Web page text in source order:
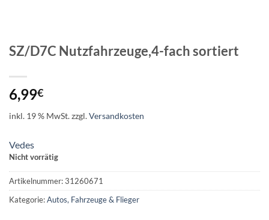
SZ/D7C Nutzfahrzeuge,4-fach sortiert
6,99€
inkl. 19 % MwSt.zzgl.Versandkosten
Vedes
Nicht vorrätig
Artikelnummer:31260671
Kategorie:Autos, Fahrzeuge & Flieger